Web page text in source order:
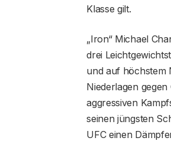
Klasse gilt.
„Iron“ Michael
drei
und auf höchstem
Niederlagen
aggressiven
seinen jüngsten
UFC einen